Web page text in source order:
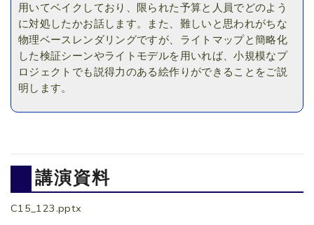
用いてベイクしており、限られた予算と人員でどのよう
に対処したかお話します。また、難しいと思われがちな
物理ベースレンダリングですが、ライトマップと簡略化
した検証シーンやライトモデルを用いれば、小規模なプ
ロジェクトでも説得力のある絵作りができることをご説
明します。
講演資料
C15_123.pptx